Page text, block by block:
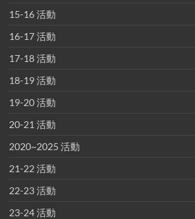
15-16 活動
16-17 活動
17-18 活動
18-19 活動
19-20 活動
20-21 活動
2020~2025 活動
21-22 活動
22-23 活動
23-24 活動